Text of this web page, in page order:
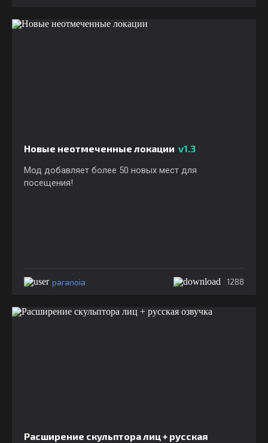
Новые неотмеченные локации v1.3
Мод добавляет более 50 новых мест для
посещения!
paranoia 1288
Расширение скульптора лиц + русская